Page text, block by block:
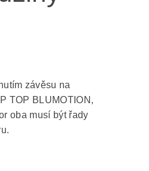
závěsu na
TOP BLUMOTION,
oba musí být řady